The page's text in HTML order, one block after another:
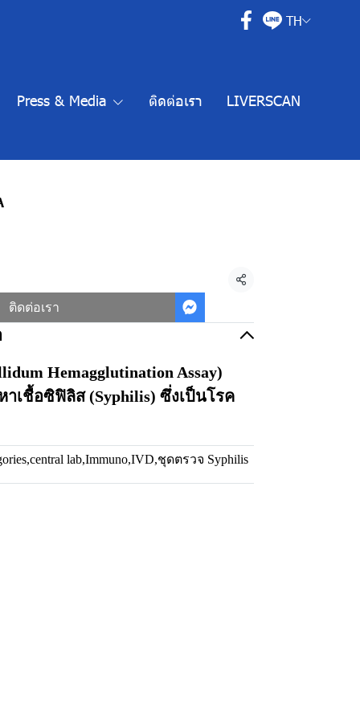
TH
Press & Media ติดต่อเรา LIVERSCAN
แชร์
ติดต่อเรา
Hemagglutination Assay)
าเชื้อซิฟิลิส (Syphilis) ซึ่งเป็นโรค
,central lab,Immuno,IVD,ชุดตรวจ Syphilis